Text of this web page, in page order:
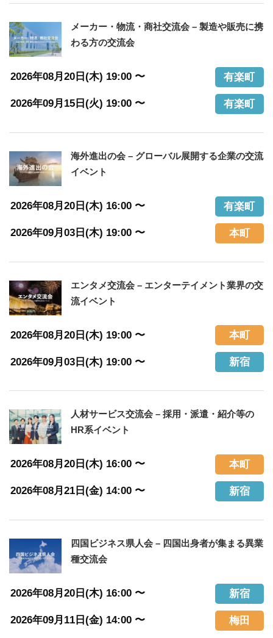
メーカー・物流・商社交流会 – 製造や販売に携
わる方の交流会
2026年08月20日(木) 19:00 〜 有楽町
2026年09月15日(火) 19:00 〜 有楽町
海外進出の会 – グローバル展開する企業の交流
イベント
2026年08月20日(木) 16:00 〜 有楽町
2026年09月03日(木) 19:00 〜 本町
エンタメ交流会 – エンターテイメント業界の交
流イベント
2026年08月20日(木) 19:00 〜 本町
2026年09月03日(木) 19:00 〜 新宿
人材サービス交流会 – 採用・派遣・紹介等の
HR系イベント
2026年08月20日(木) 16:00 〜 本町
2026年08月21日(金) 14:00 〜 新宿
四国ビジネス県人会 – 四国出身者が集まる異業
種交流会
2026年08月20日(木) 16:00 〜 新宿
2026年09月11日(金) 14:00 〜 梅田